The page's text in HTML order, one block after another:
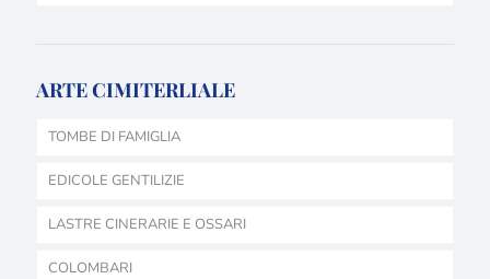
ARTE CIMITERLIALE
TOMBE DI FAMIGLIA
EDICOLE GENTILIZIE
LASTRE CINERARIE E OSSARI
COLOMBARI